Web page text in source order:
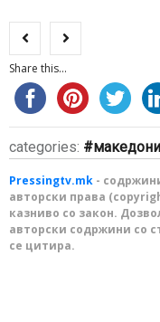
Share this...
categories:
Pressingtv.mk -
авторски права
казниво со закон.
авторски содржини со
се цитира.